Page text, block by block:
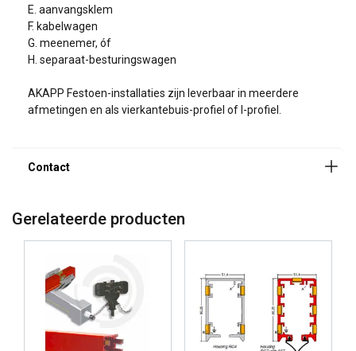
E. aanvangsklem
F. kabelwagen
G. meenemer, óf
H. separaat-besturingswagen
AKAPP Festoen-installaties zijn leverbaar in meerdere
afmetingen en als vierkantebuis-profiel of I-profiel.
Familienaam
Gerelateerde producten